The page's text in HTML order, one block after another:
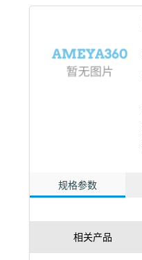
规格参数
相关产品